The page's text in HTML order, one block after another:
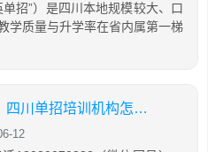
招”）是四川本地规模较大、口
学质量与升学率在省内属第一梯
四川单招培训机构怎么样，四川单招培训机构怎么样知乎
12